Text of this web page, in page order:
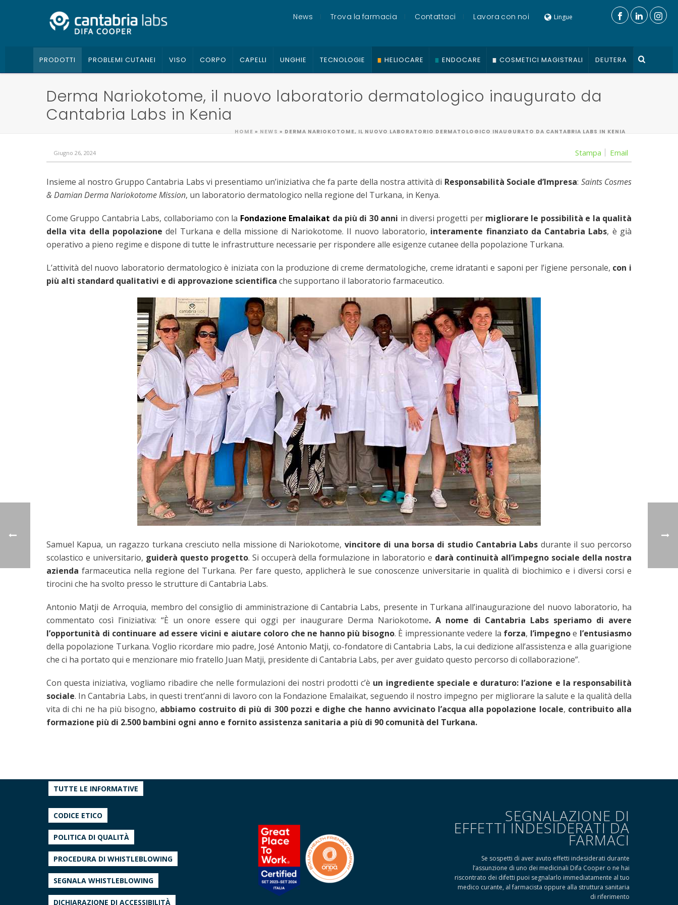
News Trova la farmacia Contattaci Lavora con noi Lingue
PRODOTTI PROBLEMI CUTANEI VISO CORPO CAPELLI UNGHIE TECNOLOGIE HELIOCARE ENDOCARE COSMETICI MAGISTRALI DEUTERA
Derma Nariokotome, il nuovo laboratorio dermatologico inaugurato da
Cantabria Labs in Kenia
HOME » NEWS » DERMA NARIOKOTOME, IL NUOVO LABORATORIO DERMATOLOGICO INAUGURATO DA CANTABRIA LABS IN KENIA
Stampa Email
Giugno 26, 2024
Insieme al nostro Gruppo Cantabria Labs vi presentiamo un’iniziativa che fa parte della nostra attività di Responsabilità Sociale d’Impresa: Saints Cosmes
& Damian Derma Nariokotome Mission, un laboratorio dermatologico nella regione del Turkana, in Kenya.
Come Gruppo Cantabria Labs, collaboriamo con la Fondazione Emalaikat da più di 30 anni in diversi progetti per migliorare le possibilità e la qualità
della vita della popolazione del Turkana e della missione di Nariokotome. Il nuovo laboratorio, interamente finanziato da Cantabria Labs, è già
operativo a pieno regime e dispone di tutte le infrastrutture necessarie per rispondere alle esigenze cutanee della popolazione Turkana.
L’attività del nuovo laboratorio dermatologico è iniziata con la produzione di creme dermatologiche, creme idratanti e saponi per l’igiene personale, con i
più alti standard qualitativi e di approvazione scientifica che supportano il laboratorio farmaceutico.
Samuel Kapua, un ragazzo turkana cresciuto nella missione di Nariokotome, vincitore di una borsa di studio Cantabria Labs durante il suo percorso
scolastico e universitario, guiderà questo progetto. Si occuperà della formulazione in laboratorio e darà continuità all’impegno sociale della nostra
azienda farmaceutica nella regione del Turkana. Per fare questo, applicherà le sue conoscenze universitarie in qualità di biochimico e i diversi corsi e
tirocini che ha svolto presso le strutture di Cantabria Labs.
Antonio Matji de Arroquia, membro del consiglio di amministrazione di Cantabria Labs, presente in Turkana all’inaugurazione del nuovo laboratorio, ha
commentato così l’iniziativa: “È un onore essere qui oggi per inaugurare Derma Nariokotome. A nome di Cantabria Labs speriamo di avere
l’opportunità di continuare ad essere vicini e aiutare coloro che ne hanno più bisogno. È impressionante vedere la forza, l’impegnoe l’entusiasmo
della popolazione Turkana. Voglio ricordare mio padre, José Antonio Matji, co-fondatore di Cantabria Labs, la cui dedizione all’assistenza e alla guarigione
che ci ha portato qui e menzionare mio fratello Juan Matji, presidente di Cantabria Labs, per aver guidato questo percorso di collaborazione”.
Con questa iniziativa, vogliamo ribadire che nelle formulazioni dei nostri prodotti c’è un ingrediente speciale e duraturo: l’azione e la responsabilità
sociale. In Cantabria Labs, in questi trent’anni di lavoro con la Fondazione Emalaikat, seguendo il nostro impegno per migliorare la salute e la qualità della
vita di chi ne ha più bisogno, abbiamo costruito di più di 300 pozzi e dighe che hanno avvicinato l’acqua alla popolazione locale, contribuito alla
formazione più di 2.500 bambini ogni anno e fornito assistenza sanitaria a più di 90 comunità del Turkana.
TUTTE LE INFORMATIVE
CODICE ETICO
POLITICA DI QUALITÀ
PROCEDURA DI WHISTLEBLOWING
SEGNALA WHISTLEBLOWING
DICHIARAZIONE DI ACCESSIBILITÀ
SEGNALAZIONE DI
EFFETTI INDESIDERATI DA
FARMACI
Se sospetti di aver avuto effetti indesiderati durante
l’assunzione di uno dei medicinali Difa Cooper o ne hai
riscontrato dei difetti puoi segnalarlo immediatamente al tuo
medico curante, al farmacista oppure alla struttura sanitaria
di riferimento